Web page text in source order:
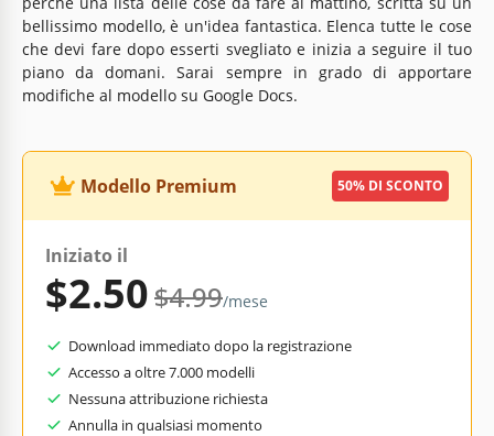
bellissimo modello, è un'idea fantastica. Elenca tutte le cose
che devi fare dopo esserti svegliato e inizia a seguire il tuo
piano da domani. Sarai sempre in grado di apportare
modifiche al modello su Google Docs.
Modello Premium 50% DI SCONTO
Iniziato il
$2.50$4.99/mese
Download immediato dopo la registrazione
Accesso a oltre 7.000 modelli
Nessuna attribuzione richiesta
Annulla in qualsiasi momento